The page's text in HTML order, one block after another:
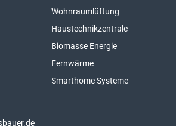
Wohnraumlüftung
Haustechnikzentrale
Biomasse Energie
Fernwärme
Smarthome Systeme